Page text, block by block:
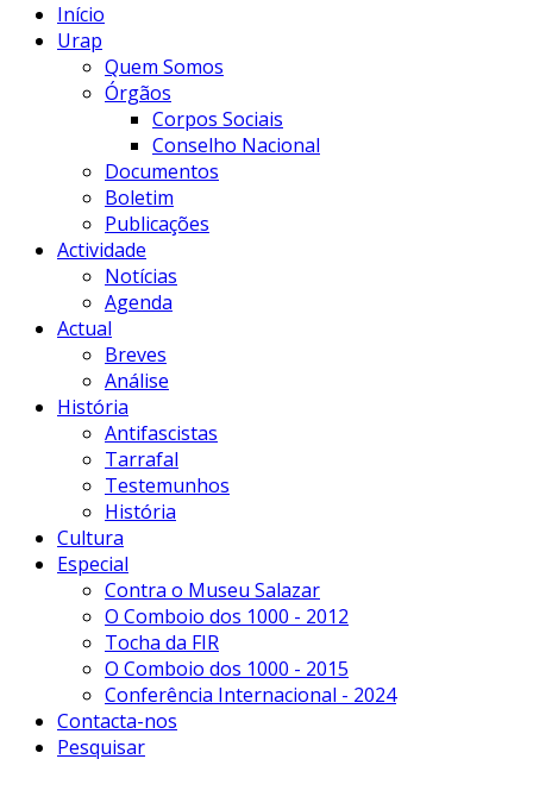
Início
Urap
Quem Somos
Órgãos
Corpos Sociais
Conselho Nacional
Documentos
Boletim
Publicações
Actividade
Notícias
Agenda
Actual
Breves
Análise
História
Antifascistas
Tarrafal
Testemunhos
História
Cultura
Especial
Contra o Museu Salazar
O Comboio dos 1000 - 2012
Tocha da FIR
O Comboio dos 1000 - 2015
Conferência Internacional - 2024
Contacta-nos
Pesquisar